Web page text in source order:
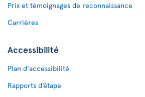
Prix et témoignages de reconnaissance
Carrières
Accessibilité
Plan d'accessibilité
Rapports d’étape